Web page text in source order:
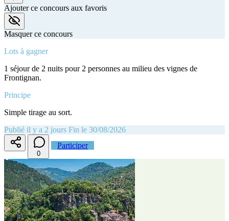
Ajouter ce concours aux favoris
Masquer ce concours
Lots à gagner
1 séjour de 2 nuits pour 2 personnes au milieu des vignes de
Frontignan.
Principe
Simple tirage au sort.
Publié il y a 2 jours Fin le 30/08/2026
0
Participer